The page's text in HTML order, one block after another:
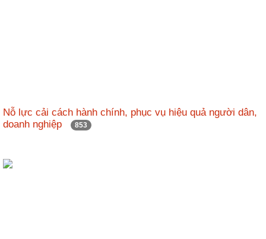
Nỗ lực cải cách hành chính, phục vụ hiệu quả người dân,
doanh nghiệp
853